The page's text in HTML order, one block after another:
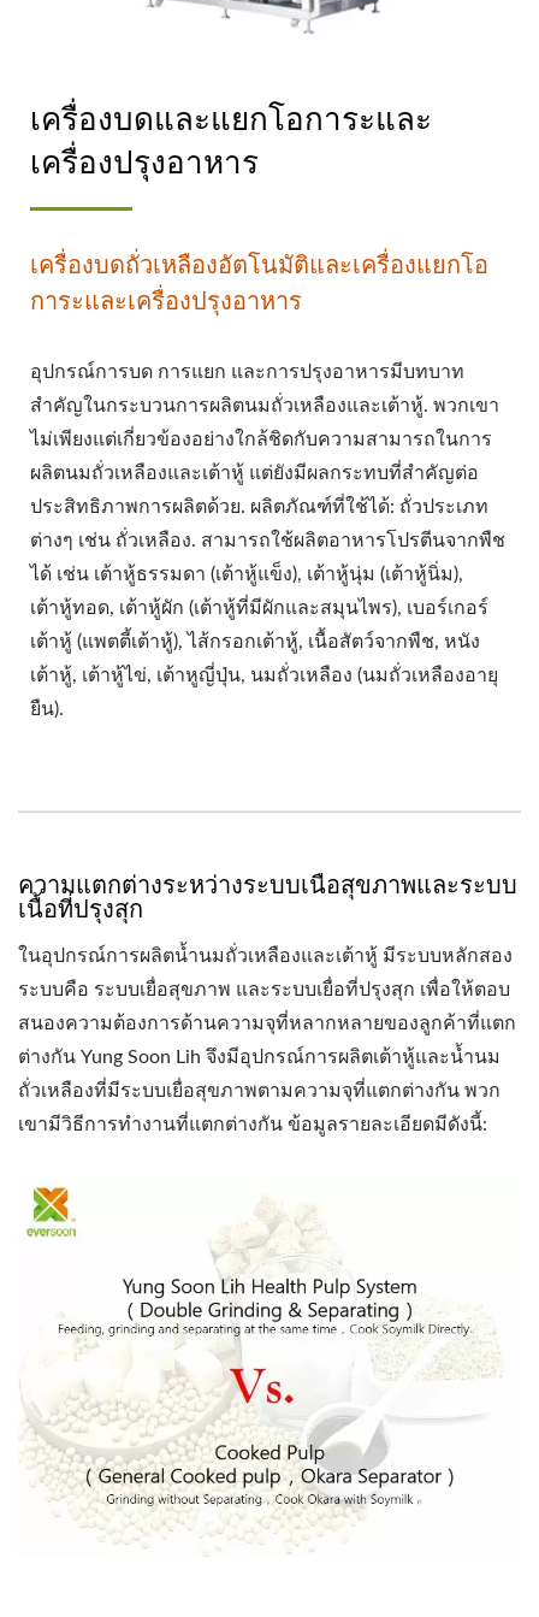
เครื่องบดและแยกโอการะและ
เครื่องปรุงอาหาร
เครื่องบดถั่วเหลืองอัตโนมัติและเครื่องแยกโอ
การะและเครื่องปรุงอาหาร
อุปกรณ์การบด การแยก และการปรุงอาหารมีบทบาท
สำคัญในกระบวนการผลิตนมถั่วเหลืองและเต้าหู้. พวกเขา
ไม่เพียงแต่เกี่ยวข้องอย่างใกล้ชิดกับความสามารถในการ
ผลิตนมถั่วเหลืองและเต้าหู้ แต่ยังมีผลกระทบที่สำคัญต่อ
ประสิทธิภาพการผลิตด้วย. ผลิตภัณฑ์ที่ใช้ได้: ถั่วประเภท
ต่างๆ เช่น ถั่วเหลือง. สามารถใช้ผลิตอาหารโปรตีนจากพืช
ได้ เช่น เต้าหู้ธรรมดา (เต้าหู้แข็ง), เต้าหู้นุ่ม (เต้าหู้นิ่ม),
เต้าหู้ทอด, เต้าหู้ผัก (เต้าหู้ที่มีผักและสมุนไพร), เบอร์เกอร์
เต้าหู้ (แพตตี้เต้าหู้), ไส้กรอกเต้าหู้, เนื้อสัตว์จากพืช, หนัง
เต้าหู้, เต้าหู้ไข่, เต้าหูญี่ปุ่น, นมถั่วเหลือง (นมถั่วเหลืองอายุ
ยืน).
ความแตกต่างระหว่างระบบเนื้อสุขภาพและระบบ
เนื้อที่ปรุงสุก
ในอุปกรณ์การผลิตน้ำนมถั่วเหลืองและเต้าหู้ มีระบบหลักสอง
ระบบคือ ระบบเยื่อสุขภาพ และระบบเยื่อที่ปรุงสุก เพื่อให้ตอบ
สนองความต้องการด้านความจุที่หลากหลายของลูกค้าที่แตก
ต่างกัน Yung Soon Lih จึงมีอุปกรณ์การผลิตเต้าหู้และน้ำนม
ถั่วเหลืองที่มีระบบเยื่อสุขภาพตามความจุที่แตกต่างกัน พวก
เขามีวิธีการทำงานที่แตกต่างกัน ข้อมูลรายละเอียดมีดังนี้: